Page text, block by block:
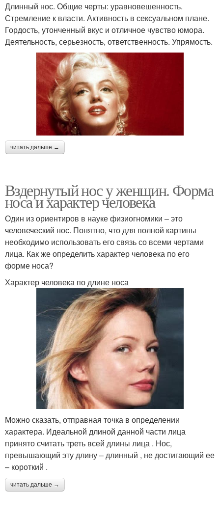
Длинный нос. Общие черты: уравновешенность.
Стремление к власти. Активность в сексуальном плане.
Гордость, утонченный вкус и отличное чувство юмора.
Деятельность, серьезность, ответственность. Упрямость.
читать дальше →
Вздернутый нос у женщин. Форма
носа и характер человека
Один из ориентиров в науке физиогномики – это
человеческий нос. Понятно, что для полной картины
необходимо использовать его связь со всеми чертами
лица. Как же определить характер человека по его
форме носа?
Характер человека по длине носа
Можно сказать, отправная точка в определении
характера. Идеальной длиной данной части лица
принято считать треть всей длины лица . Нос,
превышающий эту длину – длинный , не достигающий ее
– короткий .
читать дальше →